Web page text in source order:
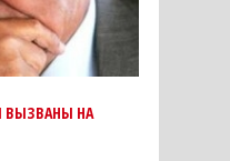
ВЫЗВАНЫ НА